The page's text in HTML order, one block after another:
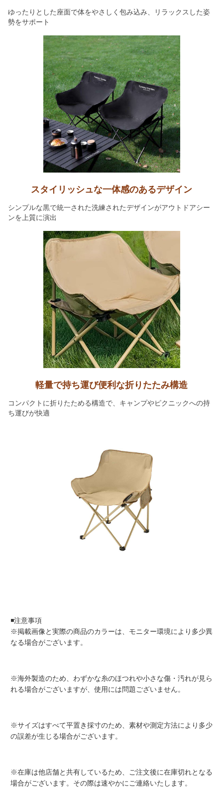
ゆったりとした座面で体をやさしく包み込み、リラックスした姿
勢をサポート
スタイリッシュな一体感のあるデザイン
シンプルな黒で統一された洗練されたデザインがアウトドアシー
ンを上質に演出
軽量で持ち運び便利な折りたたみ構造
コンパクトに折りたためる構造で、キャンプやピクニックへの持
ち運びが快適
◾️注意事項
※掲載画像と実際の商品のカラーは、モニター環境により多少異
なる場合がございます。
※海外製造のため、わずかな糸のほつれや小さな傷・汚れが見ら
れる場合がございますが、使用には問題ございません。
※サイズはすべて平置き採寸のため、素材や測定方法により多少
の誤差が生じる場合がございます。
※在庫は他店舗と共有しているため、ご注文後に在庫切れとなる
場合がございます。その際は速やかにご連絡いたします。